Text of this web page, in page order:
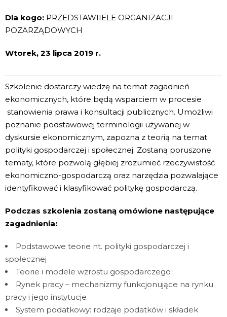
Dla kogo: PRZEDSTAWIIELE ORGANIZACJI
POZARZĄDOWYCH
Wtorek, 23 lipca 2019 r.
Szkolenie dostarczy wiedzę na temat zagadnień
ekonomicznych, które będą wsparciem w procesie
stanowienia prawa i konsultacji publicznych. Umożliwi
poznanie podstawowej terminologii używanej w
dyskursie ekonomicznym, zapozna z teorią na temat
polityki gospodarczej i społecznej. Zostaną poruszone
tematy, które pozwolą głębiej zrozumieć rzeczywistość
ekonomiczno-gospodarczą oraz narzędzia pozwalające
identyfikować i klasyfikować politykę gospodarczą.
Podczas szkolenia zostaną omówione następujące
zagadnienia:
Podstawowe teorie nt. polityki gospodarczej i
społecznej
Teorie i modele wzrostu gospodarczego
Rynek pracy – mechanizmy funkcjonujące na rynku
pracy i jego instytucje
System podatkowy: rodzaje podatków i składek